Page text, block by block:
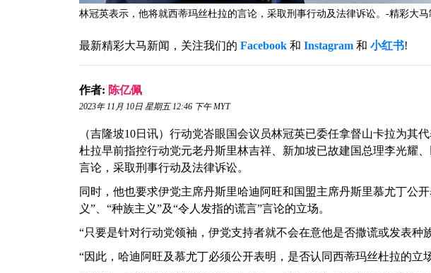
林冠英表示，他将就西蒂玛丝杜拉的言论，采取刑事行动及法律诉讼。-精彩大
最新精彩大马新闻，关注我们的 Facebook 和 Instagram 和 小红书!
作者: 陈亿佩
2023年 11月 10日 星期五 12:46 下午 MYT
（吉隆坡10日讯）行动党峇眼国会议员林冠英已委任拿督山卡拉为其
杜拉早前指控行动党元老丹斯里林吉祥、新加坡已故建国总理李光耀
言论，采取刑事行动及法律诉讼。
同时，他也要求伊党主席丹斯里哈迪阿旺和国盟主席丹斯里慕尤丁公
义”、“种族主义”及“令人发指的谎言”言论的立场。
“只要是针对行动党领袖，伊党支持者就不会在意他是否撒谎或发表种
“因此，哈迪阿旺及慕尤丁必须公开表明，是否认同西蒂玛丝杜拉的立